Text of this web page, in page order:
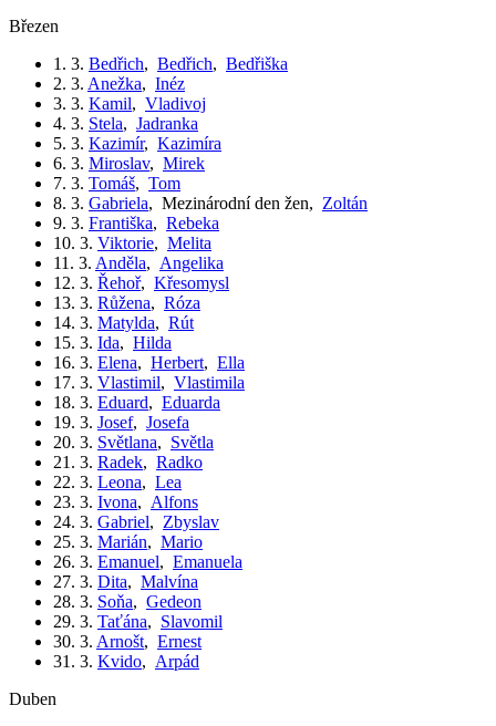
březen
1. 3. Bedřich, Bedřich, Bedřiška
2. 3. Anežka, Inéz
3. 3. Kamil, Vladivoj
4. 3. Stela, Jadranka
5. 3. Kazimír, Kazimíra
6. 3. Miroslav, Mirek
7. 3. Tomáš, Tom
8. 3. Gabriela, Mezinárodní den žen, Zoltán
9. 3. Františka, Rebeka
10. 3. Viktorie, Melita
11. 3. Anděla, Angelika
12. 3. Řehoř, Křesomysl
13. 3. Růžena, Róza
14. 3. Matylda, Rút
15. 3. Ida, Hilda
16. 3. Elena, Herbert, Ella
17. 3. Vlastimil, Vlastimila
18. 3. Eduard, Eduarda
19. 3. Josef, Josefa
20. 3. Světlana, Světla
21. 3. Radek, Radko
22. 3. Leona, Lea
23. 3. Ivona, Alfons
24. 3. Gabriel, Zbyslav
25. 3. Marián, Mario
26. 3. Emanuel, Emanuela
27. 3. Dita, Malvína
28. 3. Soňa, Gedeon
29. 3. Taťána, Slavomil
30. 3. Arnošt, Ernest
31. 3. Kvido, Arpád
duben